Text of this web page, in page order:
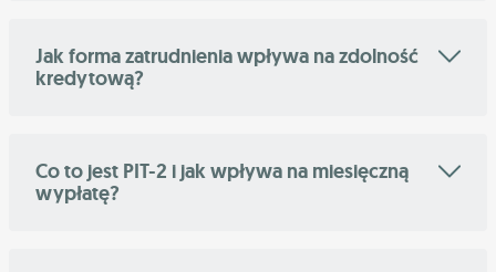
Jak forma zatrudnienia wpływa na zdolność
kredytową?
Co to jest PIT-2 i jak wpływa na miesięczną
wypłatę?